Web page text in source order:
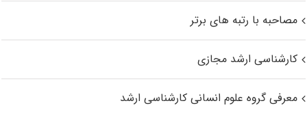
مصاحبه با رتبه های برتر
کارشناسی ارشد مجازی
معرفی گروه علوم انسانی کارشناسی ارشد